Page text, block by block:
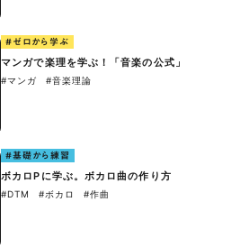
#ゼロから学ぶ
マンガで楽理を学ぶ！「音楽の公式」
#マンガ #音楽理論
#基礎から練習
ボカロPに学ぶ。ボカロ曲の作り方
#DTM #ボカロ #作曲